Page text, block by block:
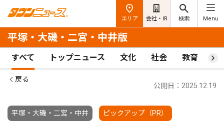
エリア 会社・IR 検索 Menu
平塚・大磯・二宮・中井版
すべて トップニュース 文化 社会 教育 ス
戻る
平塚・大磯・二宮・中井 ピックアップ（PR）
公開日：2025.12.19